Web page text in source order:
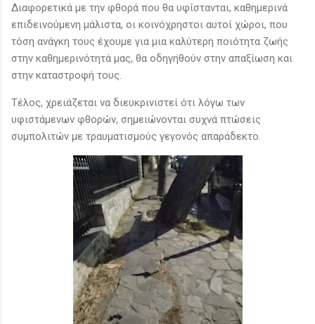
Διαφορετικά με την φθορά που θα υφίστανται, καθημερινά
επιδεινούμενη μάλιστα, οι κοινόχρηστοι αυτοί χώροι, που
τόση ανάγκη τους έχουμε για μια καλύτερη ποιότητα ζωής
στην καθημερινότητά μας, θα οδηγηθούν στην απαξίωση και
στην καταστροφή τους.
Τέλος, χρειάζεται να διευκρινιστεί ότι λόγω των
υφιστάμενων φθορών, σημειώνονται συχνά πτώσεις
συμπολιτών με τραυματισμούς γεγονός απαράδεκτο.